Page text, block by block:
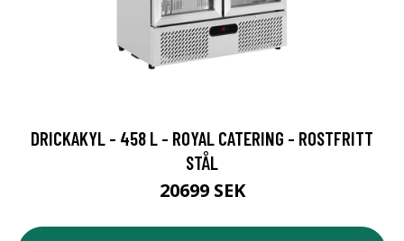
DRICKAKYL - 458 L - ROYAL CATERING - ROSTFRITT
STÅL
20699 SEK